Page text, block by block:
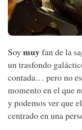
Soymuyfan de la
un trasfondo
contada… pero no
momento en el que
y podemos ver que
centrado en una